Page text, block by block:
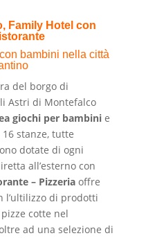
Family Hotel con
bambini nella città
del borgo di
Astri di Montefalco
giochi per bambinie
16 stanze, tutte
dotate di ogni
all’esterno con
– Pizzeriaoffre
l’ultilizzo di prodotti
cotte nel
ad una selezione di